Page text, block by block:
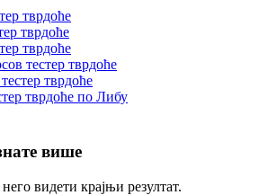
тврдоће
тврдоће
тврдоће
тестер тврдоће
тврдоће
тврдоће по Либу
више
видети крајњи резултат.